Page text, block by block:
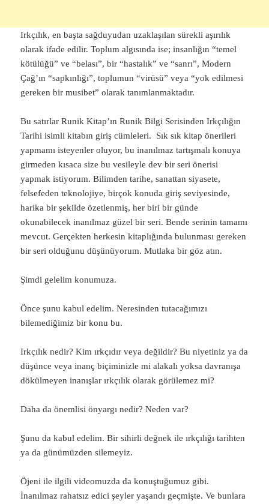
Irkçılık, en başta sağduyudan uzaklaşılan sürekli aşırılık
olarak ifade edilir. Toplum algısında ise; insanlığın “temel
kötülüğü” ve “belası”, bir “hastalık” ve “sanrı”, Modern
Çağ’ın “sapkınlığı”, toplumun “virüsü” veya “yok edilmesi
gereken bir musibet” olarak tanımlanmaktadır.
Bu satırlar Runik Kitap’ın Runik Bilgi Serisinden Irkçılığın
Tarihi isimli kitabın giriş cümleleri. Sık sık kitap önerileri
yapmamı isteyenler oluyor, bu inanılmaz tartışmalı konuya
girmeden kısaca size bu vesileyle dev bir seri önerisi
yapmak istiyorum. Bilimden tarihe, sanattan siyasete,
felsefeden teknolojiye, birçok konuda giriş seviyesinde,
harika bir şekilde özetlenmiş, her biri bir günde
okunabilecek inanılmaz güzel bir seri. Bende serinin tamamı
mevcut. Gerçekten herkesin kitaplığında bulunması gereken
bir seri olduğunu düşünüyorum. Mutlaka bir göz atın.
Şimdi gelelim konumuza.
Önce şunu kabul edelim. Neresinden tutacağımızı
bilemediğimiz bir konu bu.
Irkçılık nedir? Kim ırkçıdır veya değildir? Bu niyetiniz ya da
düşünce veya inanç biçiminizle mi alakalı yoksa davranışa
dökülmeyen inanışlar ırkçılık olarak görülemez mi?
Daha da önemlisi önyargı nedir? Neden var?
Şunu da kabul edelim. Bir sihirli değnek ile ırkçılığı tarihten
ya da günümüzden silemeyiz.
Öjeni ile ilgili videomuzda da konuştuğumuz gibi.
İnanılmaz rahatsız edici şeyler yaşandı geçmişte. Ve bunlara